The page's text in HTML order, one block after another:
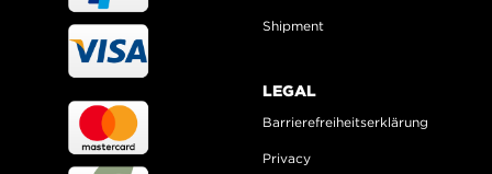
Shipment
LEGAL
Barrierefreiheitserklärung
Privacy